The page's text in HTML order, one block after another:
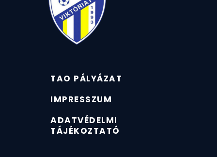
TAO PÁLYÁZAT
IMPRESSZUM
ADATVÉDELMI
TÁJÉKOZTATÓ